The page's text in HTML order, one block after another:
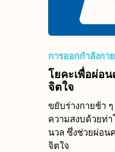
การออกกำลังกาย
โยคะเพื่อผ่อ
จิตใจ
ขยับร่างกายช้า
ความสงบด้วยท่
นวล ซึ่งช่วยผ่อน
จิตใจ